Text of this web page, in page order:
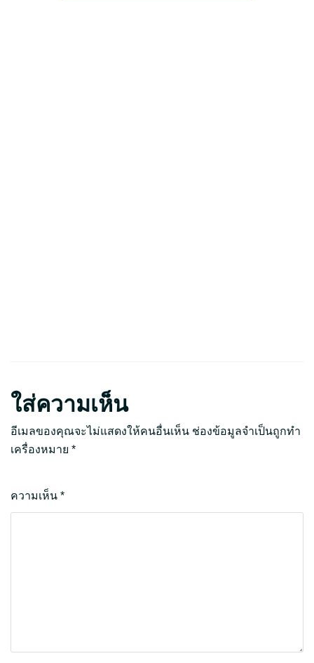
ใส่ความเห็น
อีเมลของคุณจะไม่แสดงให้คนอื่นเห็น ช่องข้อมูลจำเป็นถูกทำ
เครื่องหมาย *
ความเห็น *